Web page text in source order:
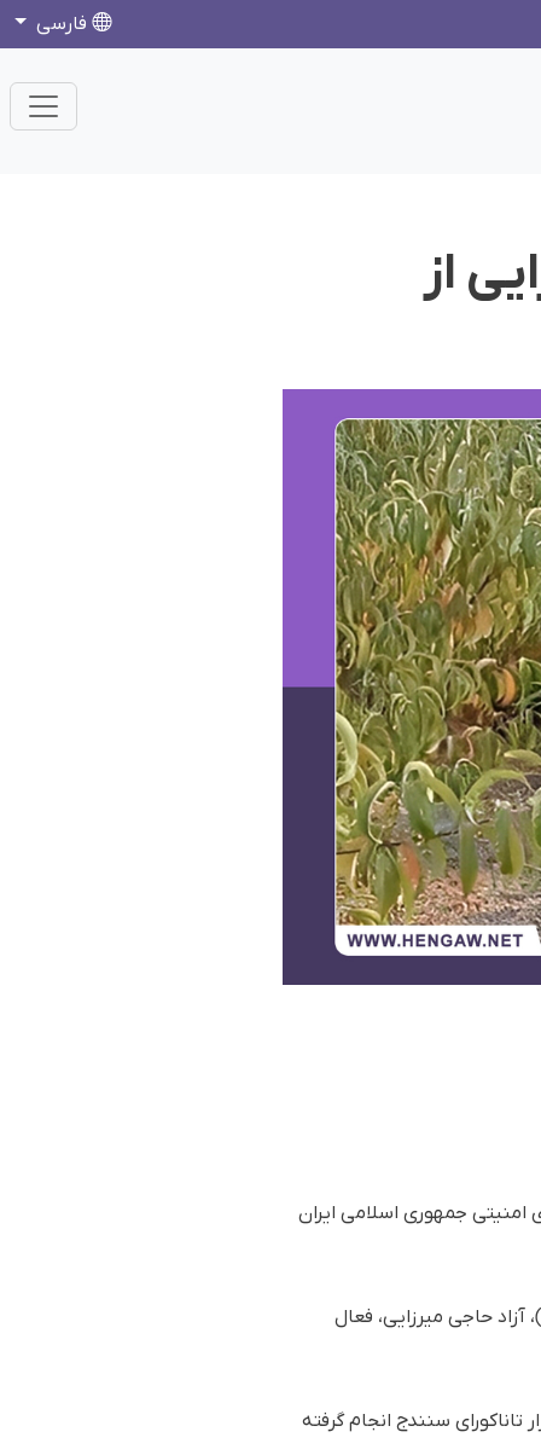
فارسی
از
جمهوری اسلامی ایران
بر اساس گزارش رسیده به سازمان حقوق بشری هه‌نگاو، روز چهارشنبه ٢٣ مهر ماه ١٤٠٤ (١٥ اکتبر ٢٠٢٥)، آزاد حاجی میرزایی، فعال
سنندج انجام گرفته